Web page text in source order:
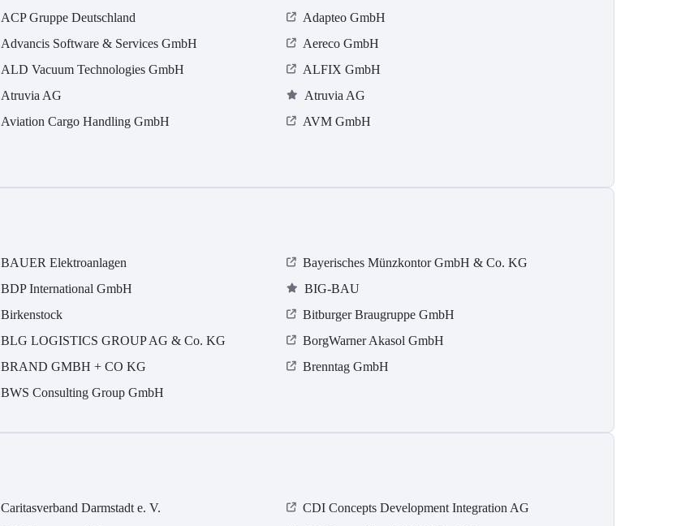
ACP Gruppe Deutschland
Adapteo GmbH
Advancis Software & Services GmbH
Aereco GmbH
ALD Vacuum Technologies GmbH
ALFIX GmbH
Atruvia AG
Atruvia AG
Aviation Cargo Handling GmbH
AVM GmbH
BAUER Elektroanlagen
Bayerisches Münzkontor GmbH & Co. KG
BDP International GmbH
BIG-BAU
Birkenstock
Bitburger Braugruppe GmbH
BLG LOGISTICS GROUP AG & Co. KG
BorgWarner Akasol GmbH
BRAND GMBH + CO KG
Brenntag GmbH
BWS Consulting Group GmbH
Caritasverband Darmstadt e. V.
CDI Concepts Development Integration AG